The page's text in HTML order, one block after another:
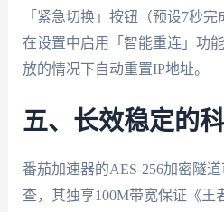
「紧急切换」按钮（预设7秒
在设置中启用「智能重连」功
放的情况下自动重置IP地址。
五、长效稳定的
番茄加速器的AES-256加密隧
查，其独享100M带宽保证《王